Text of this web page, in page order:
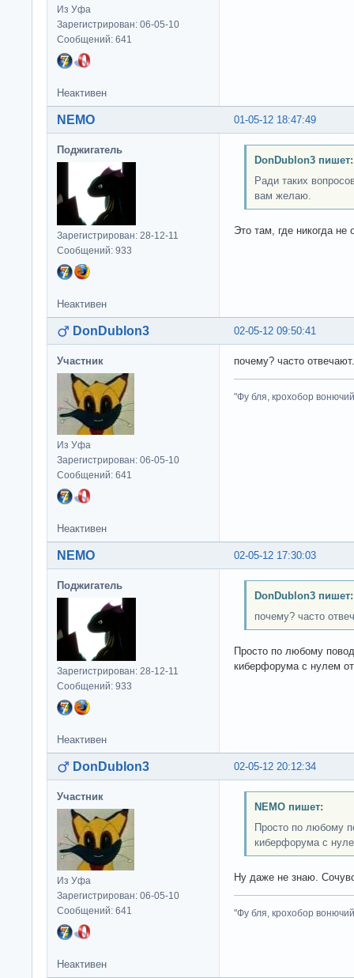
Из Уфа
Зарегистрирован: 06-05-10
Сообщений: 641
Неактивен
01-05-12 18:47:49
NEMO
Поджигатель
Зарегистрирован: 28-12-11
Сообщений: 933
DonDublon3 пишет:
Ради таких
вам желаю.
Это там, где никогда не
Неактивен
02-05-12 09:50:41
DonDublon3
Участник
Из Уфа
Зарегистрирован: 06-05-10
Сообщений: 641
почему? часто отвечают.
"Фу бля, крохобор
Неактивен
02-05-12 17:30:03
NEMO
Поджигатель
Зарегистрирован: 28-12-11
Сообщений: 933
DonDublon3 пишет:
почему? часто
Просто по любому
киберфорума с нулем
Неактивен
02-05-12 20:12:34
DonDublon3
Участник
Из Уфа
Зарегистрирован: 06-05-10
Сообщений: 641
NEMO пишет:
Просто по любому
киберфорума с
Ну даже не знаю.
"Фу бля, крохобор
Неактивен